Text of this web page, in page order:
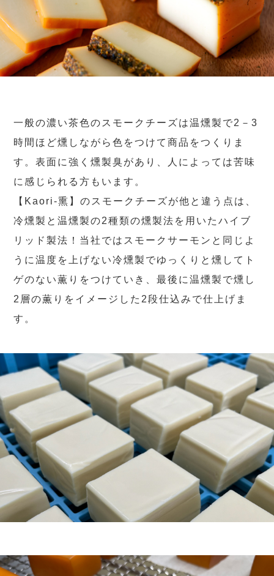
一般の濃い茶色のスモークチーズは温燻製で2－3
時間ほど燻しながら色をつけて商品をつくりま
す。表面に強く燻製臭があり、人によっては苦味
に感じられる方もいます。
【Kaori-熏】のスモークチーズが他と違う点は、
冷燻製と温燻製の2種類の燻製法を用いたハイブ
リッド製法！当社ではスモークサーモンと同じよ
うに温度を上げない冷燻製でゆっくりと燻してト
ゲのない薫りをつけていき、最後に温燻製で燻し
2層の薫りをイメージした2段仕込みで仕上げま
す。